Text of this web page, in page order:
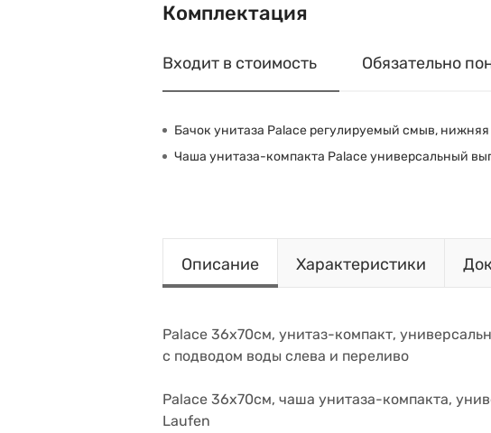
Комплектация
Входит в стоимость Обязательно
Бачок унитаза Palace регулируемый смыв, нижняя
Чаша унитаза-компакта Palace универсальный
Описание Характеристики
Palace 36х70см, унитаз-компакт,
с подводом воды слева и переливо
Palace 36х70см, чаша унитаза-компакта,
Laufen